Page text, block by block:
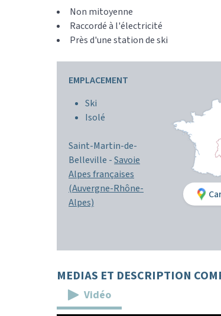
Non mitoyenne
Raccordé à l'électricité
Près d'une station de ski
EMPLACEMENT
Ski
Isolé
Saint-Martin-de-
Belleville -Savoie
Alpes françaises
(Auvergne-Rhône-
Alpes)
MEDIAS ET DESCRIPTION
Vidéo